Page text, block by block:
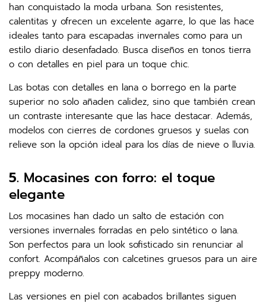
han conquistado la moda urbana. Son resistentes,
calentitas y ofrecen un excelente agarre, lo que las hace
ideales tanto para escapadas invernales como para un
estilo diario desenfadado. Busca diseños en tonos tierra
o con detalles en piel para un toque chic.
Las botas con detalles en lana o borrego en la parte
superior no solo añaden calidez, sino que también crean
un contraste interesante que las hace destacar. Además,
modelos con cierres de cordones gruesos y suelas con
relieve son la opción ideal para los días de nieve o lluvia.
5. Mocasines con forro: el toque
elegante
Los mocasines han dado un salto de estación con
versiones invernales forradas en pelo sintético o lana.
Son perfectos para un look sofisticado sin renunciar al
confort. Acompáñalos con calcetines gruesos para un aire
preppy moderno.
Las versiones en piel con acabados brillantes siguen